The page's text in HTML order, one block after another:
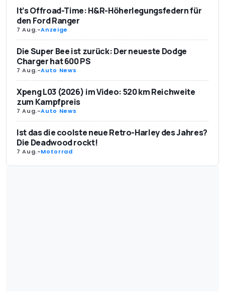
It’s Offroad-Time: H&R-Höherlegungsfedern für
den Ford Ranger
7 Aug.-Anzeige
Die Super Bee ist zurück: Der neueste Dodge
Charger hat 600 PS
7 Aug.-Auto News
Xpeng L03 (2026) im Video: 520 km Reichweite
zum Kampfpreis
7 Aug.-Auto News
Ist das die coolste neue Retro-Harley des Jahres?
Die Deadwood rockt!
7 Aug.-Motorrad